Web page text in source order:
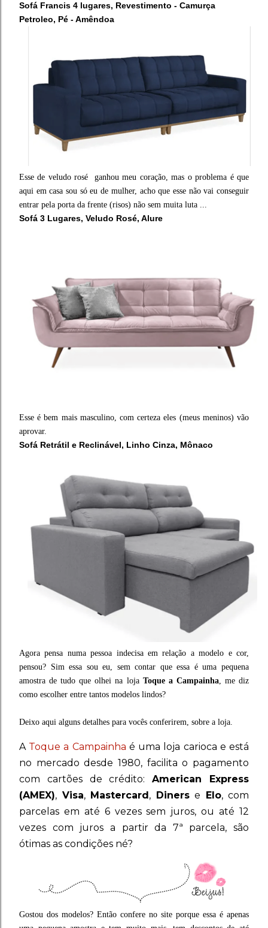
Sofá Francis 4 lugares, Revestimento - Camurça
Petroleo, Pé - Amêndoa
Esse de veludo rosé ganhou meu coração, mas o problema é que
aqui em casa sou só eu de mulher, acho que esse não vai conseguir
entrar pela porta da frente (risos) não sem muita luta ...
Sofá 3 Lugares, Veludo Rosé, Alure
Esse é bem mais masculino, com certeza eles (meus meninos) vão
aprovar.
Sofá Retrátil e Reclinável, Linho Cinza, Mônaco
Agora pensa numa pessoa indecisa em relação a modelo e cor,
pensou? Sim essa sou eu, sem contar que essa é uma pequena
amostra de tudo que olhei na loja Toque a Campainha, me diz
como escolher entre tantos modelos lindos?
Deixo aqui alguns detalhes para vocês conferirem, sobre a loja.
A Toque a Campainha é uma loja carioca e está
no mercado desde 1980, facilita o pagamento
com cartões de crédito:American Express
(AMEX), Visa, Mastercard, Dinerse Elo, com
parcelas em até 6 vezes sem juros, ou até 12
vezes com juros a partir da 7ª parcela, são
ótimas as condições né?
Gostou dos modelos? Então confere no site porque essa é apenas